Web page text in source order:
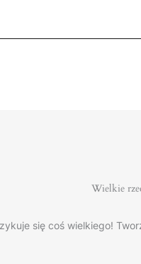
Wielkie
się coś wielkiego!